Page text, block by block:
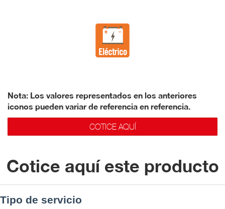
Nota: Los valores representados en los anteriores
iconos pueden variar de referencia en referencia.
COTICE AQUÍ
Cotice aquí este producto